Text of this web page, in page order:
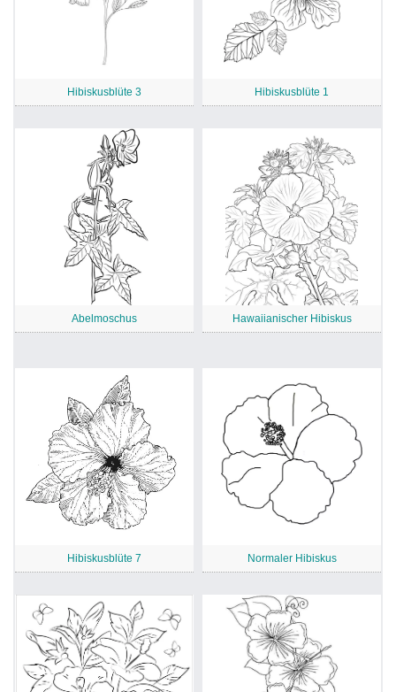
Hibiskusblüte 3 Hibiskusblüte 1
Abelmoschus Hawaiianischer Hibiskus
Hibiskusblüte 7 Normaler Hibiskus